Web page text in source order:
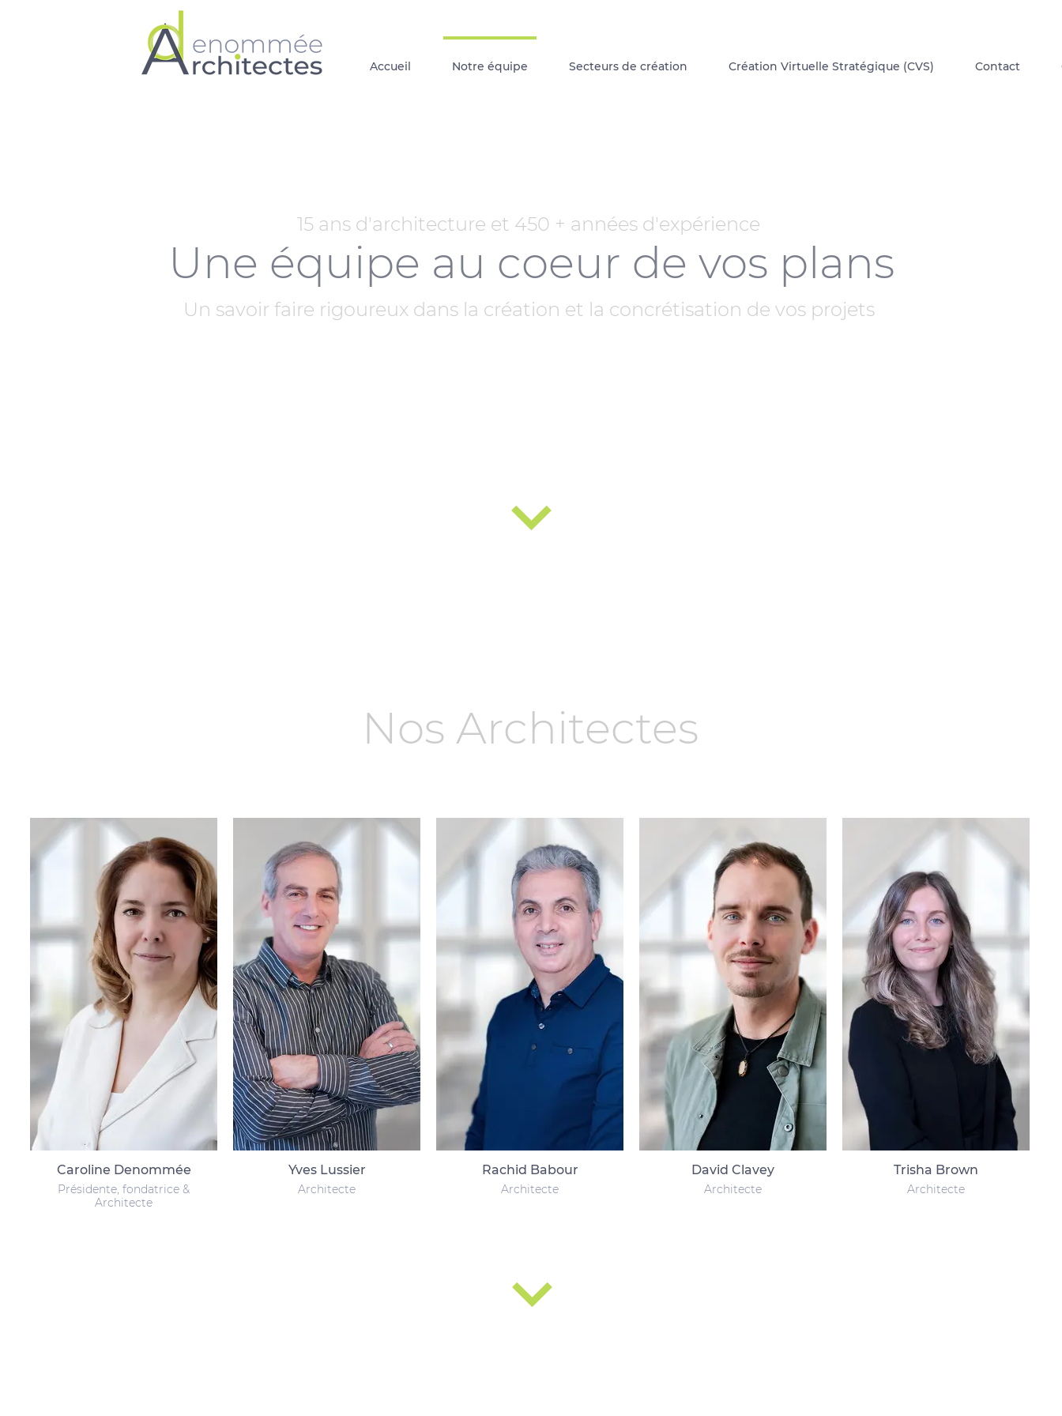
Accueil Notre équipe Secteurs de création Création Virtuelle Stratégique (CVS) Contact
15 ans d'architecture et 450 + années d'expérience
Une équipe au coeur de vos plans
Un savoir faire rigoureux dans la création et la concrétisation de vos projets
Nos Architectes
Caroline Denommée
Présidente, fondatrice &
Architecte
Yves Lussier
Architecte
Rachid Babour
Architecte
David Clavey
Architecte
Trisha Brown
Architecte